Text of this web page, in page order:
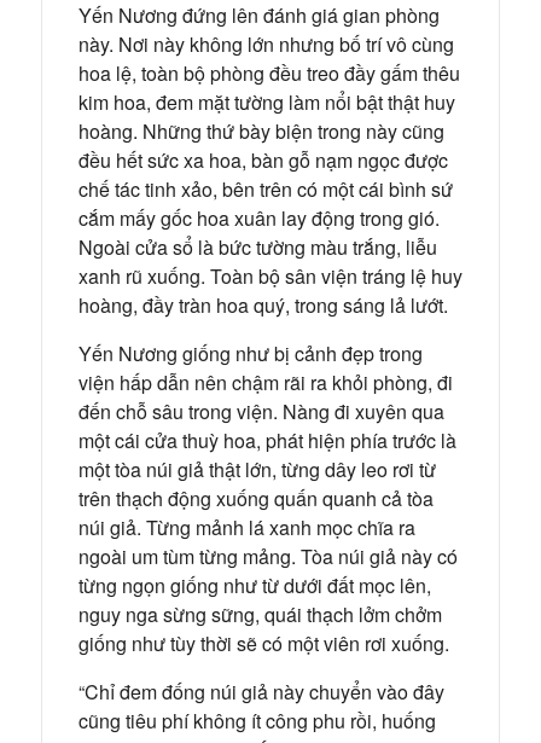
Yến Nương đứng lên đánh giá gian phòng
này. Nơi này không lớn nhưng bố trí vô cùng
hoa lệ, toàn bộ phòng đều treo đầy gấm thêu
kim hoa, đem mặt tường làm nổi bật thật huy
hoàng. Những thứ bày biện trong này cũng
đều hết sức xa hoa, bàn gỗ nạm ngọc được
chế tác tinh xảo, bên trên có một cái bình sứ
cắm mấy gốc hoa xuân lay động trong gió.
Ngoài cửa sổ là bức tường màu trắng, liễu
xanh rũ xuống. Toàn bộ sân viện tráng lệ huy
hoàng, đầy tràn hoa quý, trong sáng lả lướt.
Yến Nương giống như bị cảnh đẹp trong
viện hấp dẫn nên chậm rãi ra khỏi phòng, đi
đến chỗ sâu trong viện. Nàng đi xuyên qua
một cái cửa thuỳ hoa, phát hiện phía trước là
một tòa núi giả thật lớn, từng dây leo rơi từ
trên thạch động xuống quấn quanh cả tòa
núi giả. Từng mảnh lá xanh mọc chĩa ra
ngoài um tùm từng mảng. Tòa núi giả này có
từng ngọn giống như từ dưới đất mọc lên,
nguy nga sừng sững, quái thạch lởm chởm
giống như tùy thời sẽ có một viên rơi xuống.
“Chỉ đem đống núi giả này chuyển vào đây
cũng tiêu phí không ít công phu rồi, huống